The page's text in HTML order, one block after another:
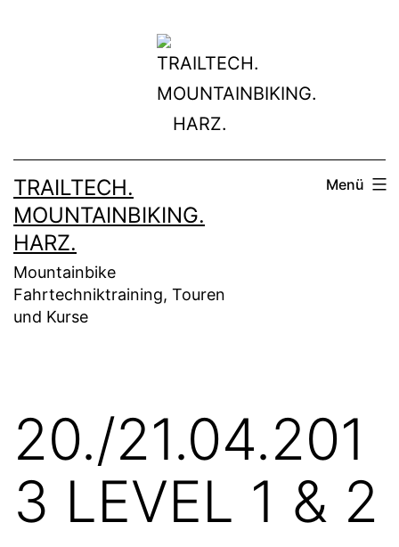
TRAILTECH.
MOUNTAINBIKING.
HARZ.
Mountainbike
Fahrtechniktraining, Touren
und Kurse
Menü
20./21.04.201
3 LEVEL 1 & 2